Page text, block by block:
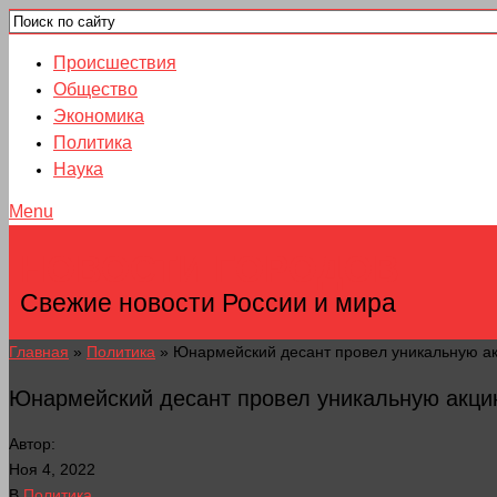
Происшествия
Общество
Экономика
Политика
Наука
Menu
Свежие новости России и мира
Главная » Политика » Юнармейский десант провел уникальную
Юнармейский десант провел уникальную
Автор:
Ноя 4, 2022